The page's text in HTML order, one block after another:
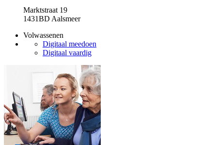
Marktstraat 19
1431BD Aalsmeer
Volwassenen
Digitaal meedoen
Digitaal vaardig